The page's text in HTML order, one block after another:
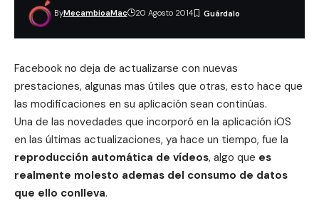
ByMecambioaMac 20 Agosto 2014
Facebook no deja de actualizarse con nuevas
prestaciones, algunas mas útiles que otras, esto hace que
las modificaciones en su aplicación sean continúas.
Una de las novedades que incorporó en la aplicación iOS
en las últimas actualizaciones, ya hace un tiempo, fue la
reproducción automática de vídeos, algo que es
realmente molesto ademas del consumo de datos
que ello conlleva.